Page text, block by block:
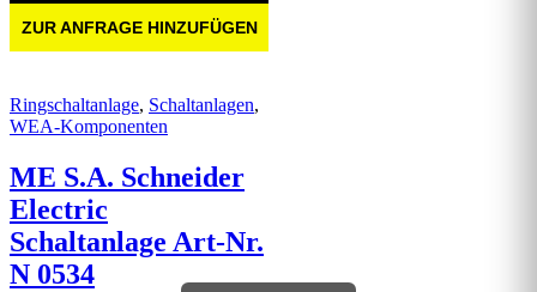
ZUR ANFRAGE HINZUFÜGEN
Ringschaltanlage, Schaltanlagen,
WEA-Komponenten
ME S.A. Schneider
Electric
Schaltanlage Art-Nr.
N 0534